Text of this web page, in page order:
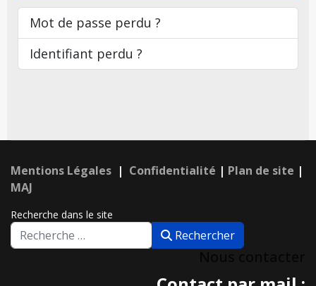
Mot de passe perdu ?
Identifiant perdu ?
Mentions Légales | Confidentialité | Plan de site |
MAJ
Recherche dans le site
Rechercher